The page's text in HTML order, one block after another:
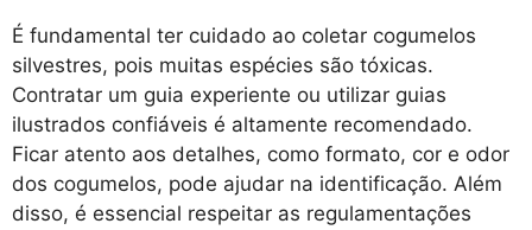
É fundamental ter cuidado ao coletar cogumelos
silvestres, pois muitas espécies são tóxicas.
Contratar um guia experiente ou utilizar guias
ilustrados confiáveis é altamente recomendado.
Ficar atento aos detalhes, como formato, cor e odor
dos cogumelos, pode ajudar na identificação. Além
disso, é essencial respeitar as regulamentações